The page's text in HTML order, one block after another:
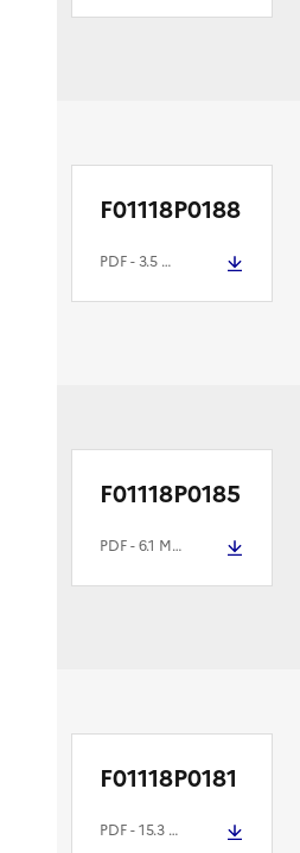
F01118P0188
PDF- 3.5 Mio
F01118P0185
PDF- 6.1 Mio
F01118P0181
PDF- 15.3 Mio